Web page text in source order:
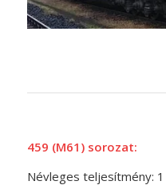
459 (M61) sorozat:
Névleges teljesítmény: